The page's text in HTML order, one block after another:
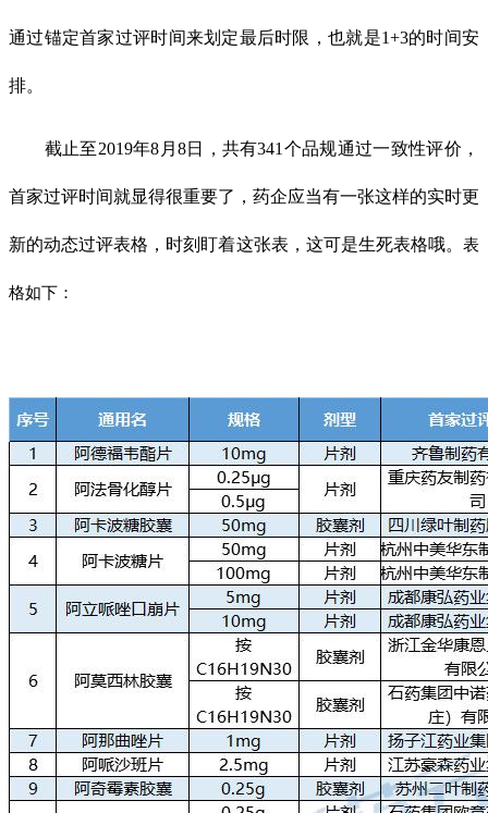
通过锚定首家过评时间来划定最后时限，也就是1+3的时间安
排。
截止至2019年8月8日，共有341个品规通过一致性评价，
首家过评时间就显得很重要了，药企应当有一张这样的实时更
新的动态过评表格，时刻盯着这张表，这可是生死表格哦。 表
格如下：